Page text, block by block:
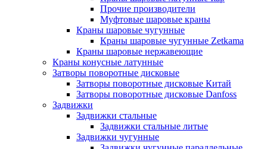
Прочие производители
Муфтовые шаровые краны
Краны шаровые чугунные
Краны шаровые чугунные Zetkama
Краны шаровые нержавеющие
Краны конусные латунные
Затворы поворотные дисковые
Затворы поворотные дисковые Китай
Затворы поворотные дисковые Danfoss
Задвижки
Задвижки стальные
Задвижки стальные литые
Задвижки чугунные